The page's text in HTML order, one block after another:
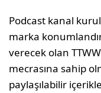
Podcast kanal
marka
verecek olan
mecrasına sahip
paylaşılabilir